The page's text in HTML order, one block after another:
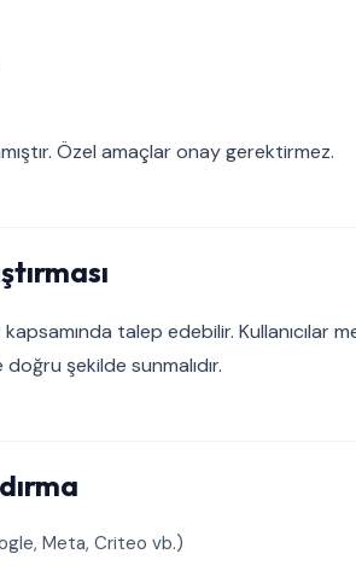
Özel amaçlar onay gerektirmez.
talep edebilir. Kullanıcılar
şekilde sunmalıdır.
Meta, Criteo vb.)